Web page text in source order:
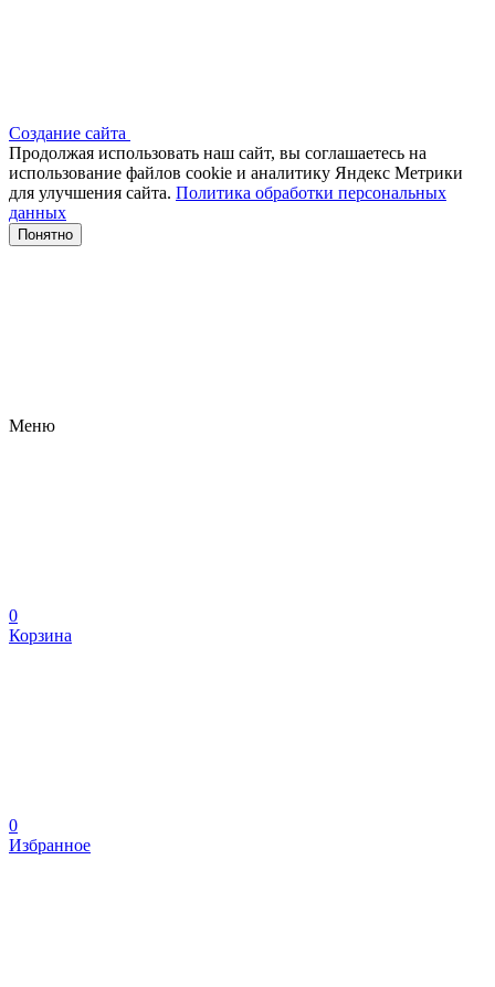
Создание сайта
Продолжая использовать наш сайт, вы соглашаетесь на
использование файлов сооkіе и аналитику Яндекс Метрики
для улучшения сайта. Политика обработки персональных
данных
Понятно
Меню
0
Корзина
0
Избранное